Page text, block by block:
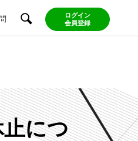
ログイン
会員登録
につ